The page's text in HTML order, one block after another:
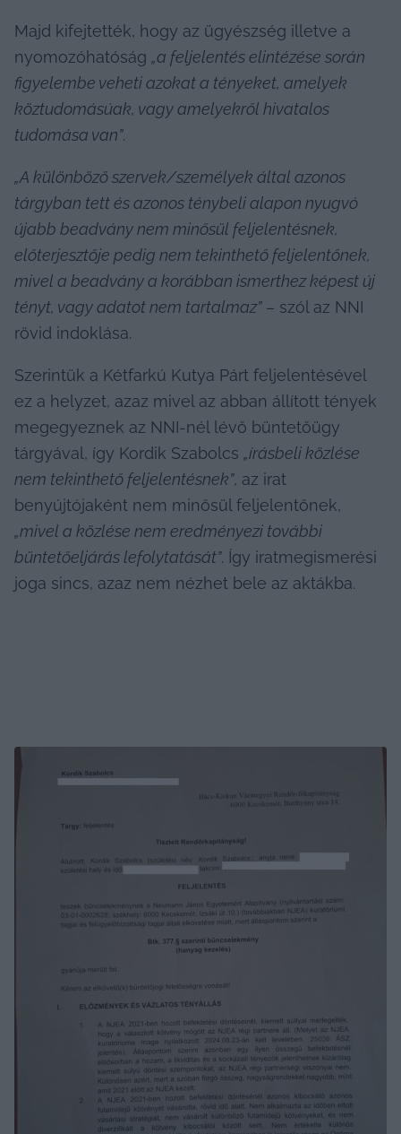
Majd kifejtették, hogy az ügyészség illetve a
nyomozóhatóság „a feljelentés elintézése során
figyelembe veheti azokat a tényeket, amelyek
köztudomásúak, vagy amelyekről hivatalos
tudomása van”.
„A különböző szervek/személyek által azonos
tárgyban tett és azonos ténybeli alapon nyugvó
újabb beadvány nem minősül feljelentésnek,
előterjesztője pedig nem tekinthető feljelentőnek,
mivel a beadvány a korábban ismerthez képest új
tényt, vagy adatot nem tartalmaz” – szól az NNI
rövid indoklása.
Szerintük a Kétfarkú Kutya Párt feljelentésével
ez a helyzet, azaz mivel az abban állított tények
megegyeznek az NNI-nél lévő büntetőügy
tárgyával, így Kordik Szabolcs „írásbeli közlése
nem tekinthető feljelentésnek”, az irat
„mivel a közlése nem eredményezi további
büntetőeljárás lefolytatását”. Így iratmegismerési
joga sincs, azaz nem nézhet bele az aktákba.